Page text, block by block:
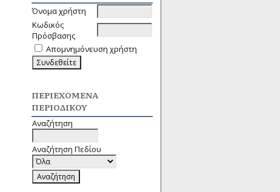
Όνομα χρήστη
Κωδικός
Πρόσβασης
Απομνημόνευση χρήστη
ΠΕΡΙΕΧΌΜΕΝΑ
ΠΕΡΙΟΔΙΚΟΎ
Αναζήτηση
Αναζήτηση Πεδίου